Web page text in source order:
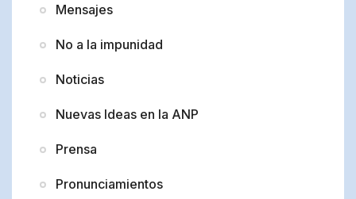
Mensajes
No a la impunidad
Noticias
Nuevas Ideas en la ANP
Prensa
Pronunciamientos